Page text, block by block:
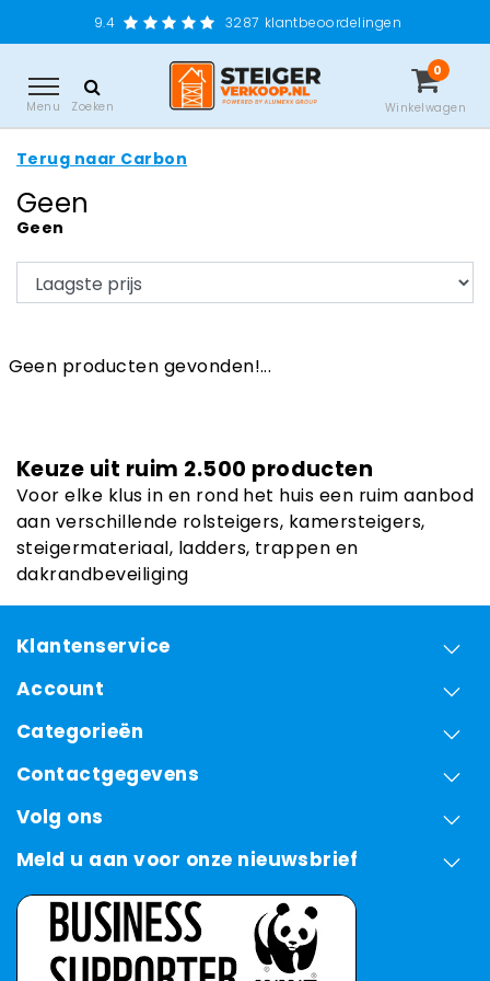
9.4 3287 klantbeoordelingen
Menu Zoeken
0
Winkelwagen
Terug naar Carbon
Geen
Geen
Geen producten gevonden!...
Keuze uit ruim 2.500 producten
Voor elke klus in en rond het huis een ruim aanbod
aan verschillende rolsteigers, kamersteigers,
steigermateriaal, ladders, trappen en
dakrandbeveiliging
Klantenservice
Account
Categorieën
Contactgegevens
Volg ons
Meld u aan voor onze nieuwsbrief